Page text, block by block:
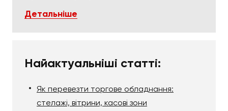
Детальніше
Найактуальніші статті:
Як перевезти торгове обладнання:
стелажі, вітрини, касові зони